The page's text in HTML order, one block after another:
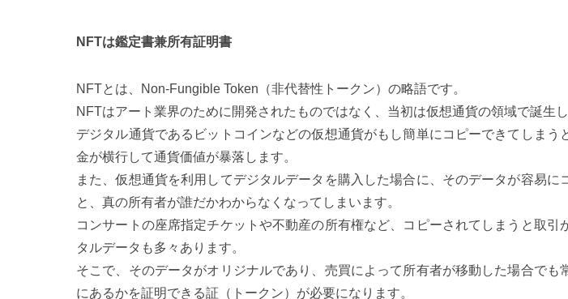
NFTは鑑定書兼所有証明書
NFTとは、Non-Fungible Token（非代替性トークン）の略語です。
NFTはアート業界のために開発されたものではなく、当初は仮想通貨の領域で誕生し
デジタル通貨であるビットコインなどの仮想通貨がもし簡単にコピーできてしまう
金が横行して通貨価値が暴落します。
また、仮想通貨を利用してデジタルデータを購入した場合に、そのデータが容易に
と、真の所有者が誰だかわからなくなってしまいます。
コンサートの座席指定チケットや不動産の所有権など、コピーされてしまうと取引
タルデータも多々あります。
そこで、そのデータがオリジナルであり、売買によって所有者が移動した場合でも
にあるかを証明できる証（トークン）が必要になります。